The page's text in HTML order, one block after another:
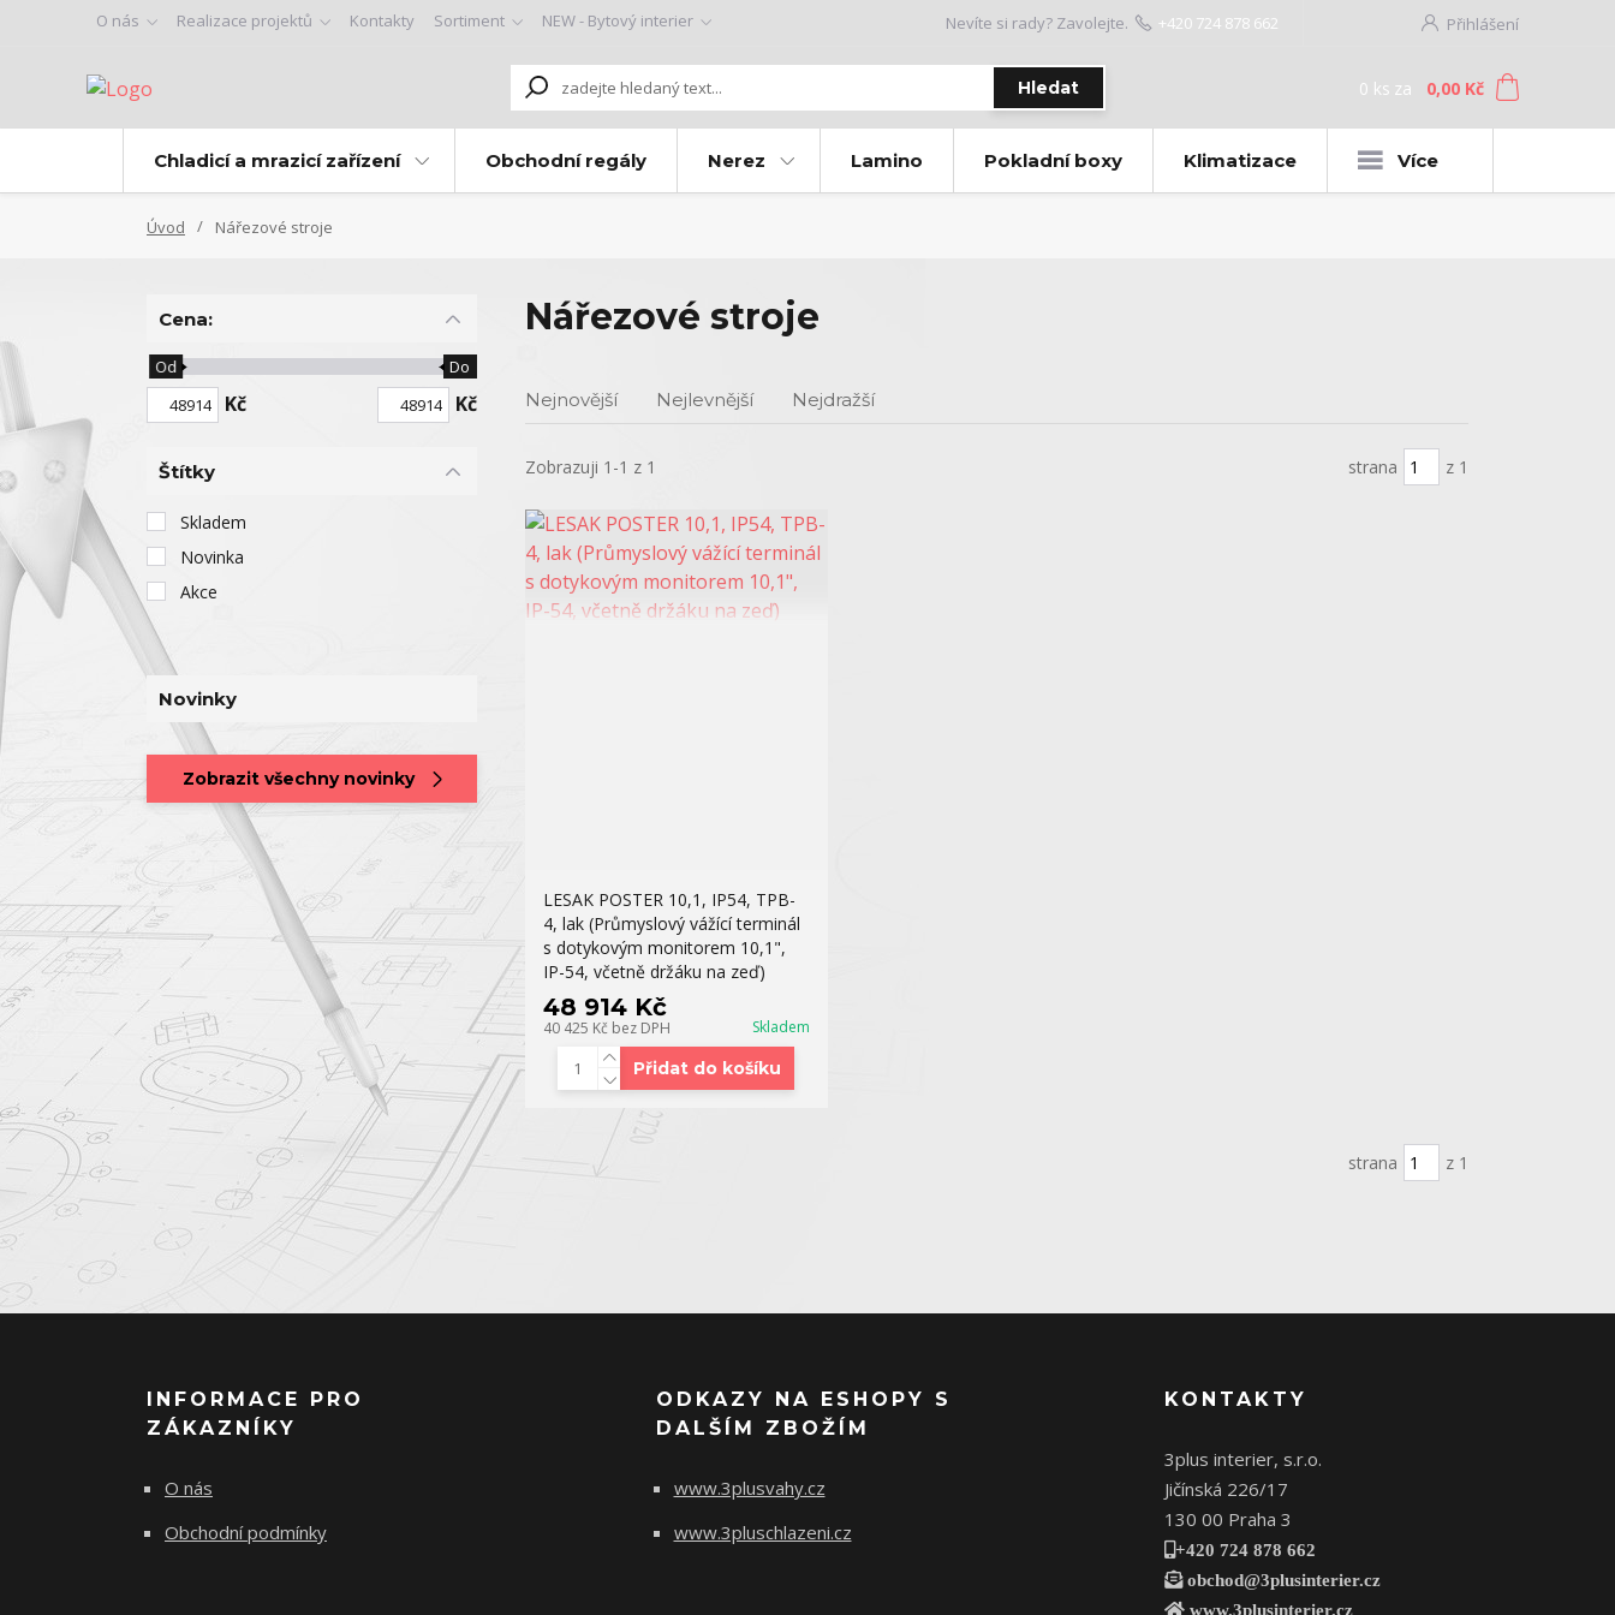
O nás Realizace projektů Kontakty Sortiment NEW - Bytový interier Přihlášení
Hledat
Nevíte si rady? Zavolejte. +420 724 878 662
0 ks za 0,00 Kč
Chladicí a mrazicí zařízení Obchodní regály Nerez Lamino Pokladní boxy Klimatizace Více
Úvod Nářezové stroje
Nářezové stroje
Nejnovější Nejlevnější Nejdražší
Zobrazuji 1-1 z 1 strana z 1
LESAK POSTER 10,1, IP54, TPB-
4, lak (Průmyslový vážící terminál
s dotykovým monitorem 10,1",
IP-54, včetně držáku na zeď)
48 914 Kč
40 425 Kč bez DPH Skladem
Přidat do košíku
strana z 1
Cena:
Kč
Od Do
Kč
Štítky
Skladem
Novinka
Akce
Novinky
Zobrazit všechny novinky
INFORMACE PRO
ZÁKAZNÍKY
O nás
Obchodní podmínky
ODKAZY NA ESHOPY S
DALŠÍM ZBOŽÍM
www.3plusvahy.cz
www.3pluschlazeni.cz
KONTAKTY
3plus interier, s.r.o.
Jičínská 226/17
130 00 Praha 3
+420 724 878 662
obchod@3plusinterier.cz
www.3plusinterier.cz